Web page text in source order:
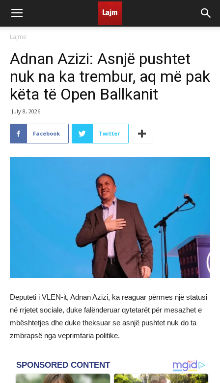
Lajme
Adnan Azizi: Asnjë pushtet
nuk na ka trembur, aq më pak
këta të Open Ballkanit
July 8, 2026
Facebook Twitter
Deputeti i VLEN-it, Adnan Azizi, ka reaguar përmes një statusi
në rrjetet sociale, duke falënderuar qytetarët për mesazhet e
mbështetjes dhe duke theksuar se asnjë pushtet nuk do ta
zmbrapsë nga veprimtaria politike.